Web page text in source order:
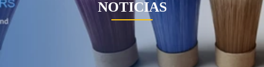
NOTICIAS